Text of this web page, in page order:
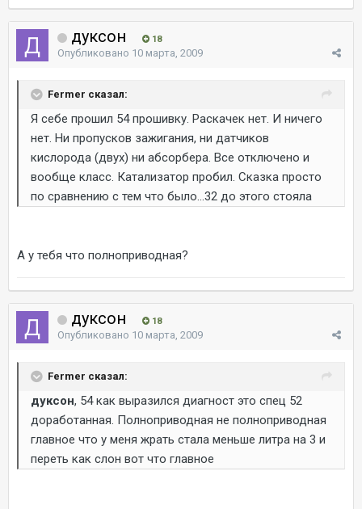
дуксон 18
Опубликовано 10 марта, 2009
Fermer сказал:
Я себе прошил 54 прошивку. Раскачек нет. И ничего
нет. Ни пропусков зажигания, ни датчиков
кислорода (двух) ни абсорбера. Все отключено и
вообще класс. Катализатор пробил. Сказка просто
по сравнению с тем что было...32 до этого стояла
А у тебя что полноприводная?
дуксон 18
Опубликовано 10 марта, 2009
Fermer сказал:
дуксон, 54 как выразился диагност это спец 52
доработанная. Полноприводная не полноприводная
главное что у меня жрать стала меньше литра на 3 и
переть как слон вот что главное